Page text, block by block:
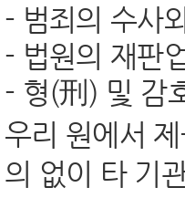
- 범죄의 수사
- 법원의 재판
- 형(刑) 및 감
우리 원에서
의 없이 타 기